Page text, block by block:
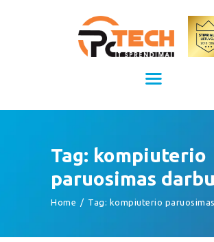
Tag: kompiuterio
paruosimas
Home Tag: kompiuterio
Kompiuterių remontas
Kompiuterių priežiūra
APIE MUS
KONTAKTAI